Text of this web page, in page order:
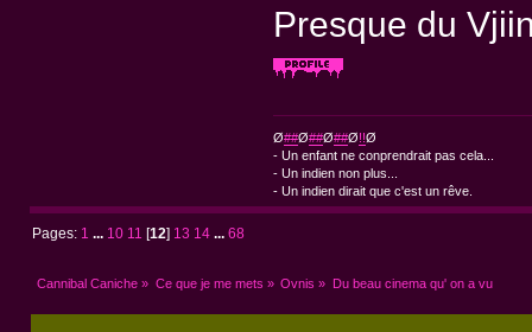
Presque du
Ø##Ø##Ø##Ø!!Ø
- Un enfant ne conprendrait pas cela...
- Un indien non plus...
- Un indien dirait que c'est un rêve.
Pages: 1 ... 10 11 [12] 13 14 ...68
Cannibal Caniche » Ce que je me mets » Ovnis » Du beau cinema qu' on a vu